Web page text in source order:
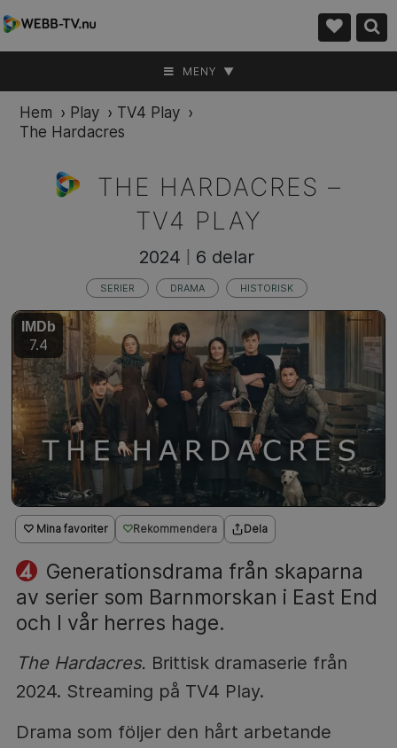
MENY ▼
Hem › Play › TV4 Play ›
The Hardacres
THE HARDACRES –
TV4 PLAY
♡ Mina favoriter Rekommendera Dela
Generationsdrama från skaparna
av serier som Barnmorskan i East End
och I vår herres hage.
The Hardacres. Brittisk dramaserie från
2024. Streaming på TV4 Play.
Drama som följer den hårt arbetande
2024 6 delar
SERIER DRAMA HISTORISK
IMDb
7.4